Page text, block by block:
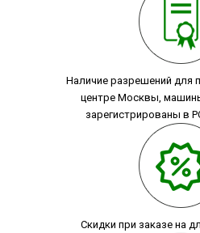
Наличие разрешений для
центре Москвы,
зарегистрированы в
Скидки при заказе на